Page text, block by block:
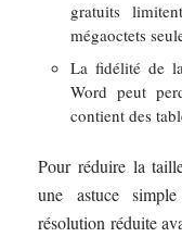
gratuits
mégaoctets
La fidélité de
Word peut
contient des
Pour réduire la
une astuce
résolution réduite